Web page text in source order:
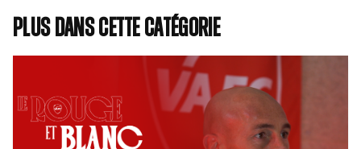
Plus dans cette catégorie